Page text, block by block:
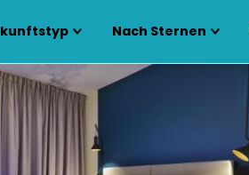
Nach Sternen